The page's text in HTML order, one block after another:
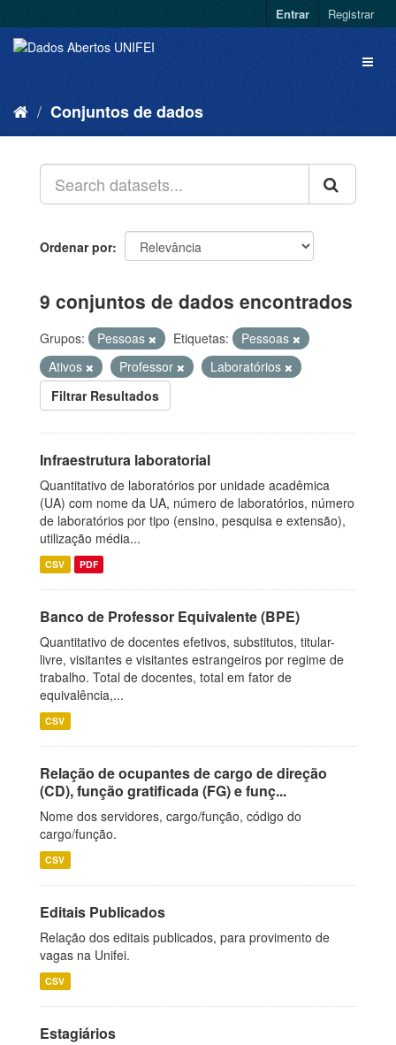
Entrar Registrar
Conjuntos de dados
Ordenar por
9 conjuntos de dados encontrados
Grupos: Pessoas Etiquetas:
Pessoas
Ativos
Professor
Laboratórios
Filtrar Resultados
Infraestrutura laboratorial
Quantitativo de laboratórios por unidade acadêmica
(UA) com nome da UA, número de laboratórios, número
de laboratórios por tipo (ensino, pesquisa e extensão),
utilização média...
CSV PDF
Banco de Professor Equivalente (BPE)
Quantitativo de docentes efetivos, substitutos, titular-
livre, visitantes e visitantes estrangeiros por regime de
trabalho. Total de docentes, total em fator de
equivalência,...
CSV
Relação de ocupantes de cargo de direção
(CD), função gratificada (FG) e funç...
Nome dos servidores, cargo/função, código do
cargo/função.
CSV
Editais Publicados
Relação dos editais publicados, para provimento de
vagas na Unifei.
CSV
Estagiários